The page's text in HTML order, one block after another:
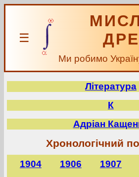
☰
Ми робимо
Література
К
Адріан
Хронологічний
1904 1906 1907